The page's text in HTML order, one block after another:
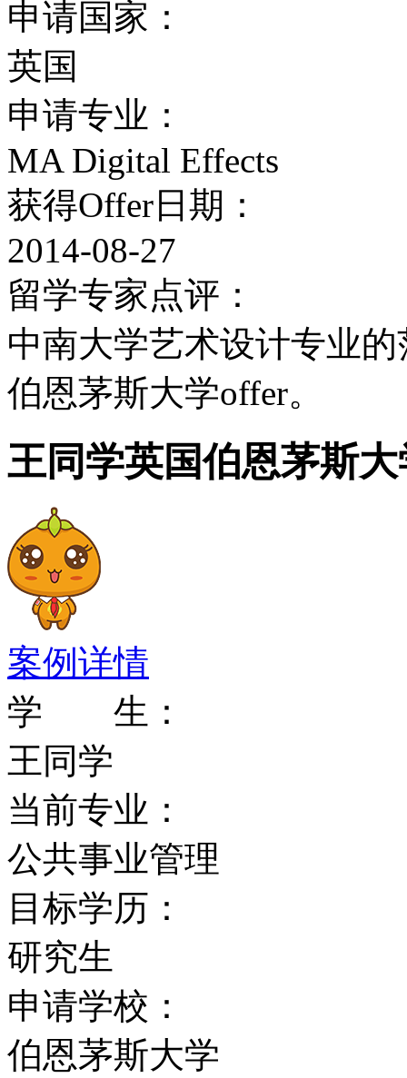
学校有专门的办公室负
供住宿给所有刚入学的
学的国际新生提供宿舍
学生均可提出住宿申请
庭的住宿服务可供选择
海外学生提供各项咨询
校区，面向全校学生。
切学校提供的学生服务。
学生生活
该校的国际办公室努力
有意义。国际办公室提
的全程帮助，还经常到
申请人进行面试，并会
国际办公室每年为外国
为期7天的活动旨在帮助
始前的周末到达希斯罗
学指南活动在周一开始
疗等有关信息介绍和论
训。
该校的国际学生协会由
活跃。该协会组织各种
申请国家：
英国
申请专业：
MA Digital Effects
获得Offer日期：
2014-08-27
留学专家点评：
中南大学艺术设计专业
伯恩茅斯大学offer。
王同学英国伯恩茅斯
案例详情
学 生：
王同学
当前专业：
公共事业管理
目标学历：
研究生
申请学校：
伯恩茅斯大学